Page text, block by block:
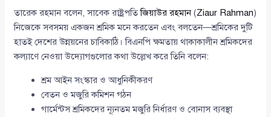
তারেক রহমান বলেন, সাবেক রাষ্ট্রপতিজিয়াউর রহমান(Ziaur Rahman)
নিজেকে সবসময় একজন শ্রমিক মনে করতেন এবং বলতেন—শ্রমিকের দুটি
হাতই দেশের উন্নয়নের চাবিকাঠি। বিএনপি ক্ষমতায় থাকাকালীন শ্রমিকদের
কল্যাণে নেওয়া উদ্যোগগুলোর কথা উল্লেখ করে তিনি বলেন:
শ্রম আইন সংস্কার ও আধুনিকীকরণ
বেতন ও মজুরি কমিশন গঠন
গার্মেন্টস শ্রমিকদের ন্যূনতম মজুরি নির্ধারণ ও বোনাস ব্যবস্থা